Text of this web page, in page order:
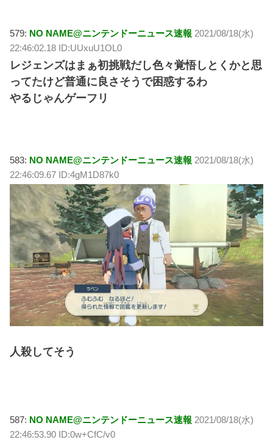
579: NO NAME@ニンテンドーニュース速報 2021/08/18(水)
22:46:02.18 ID:UUxuU1OL0
レジェンズはまぁ初挑戦だし色々覚悟しとくかと思
ってたけど普通に良さそうで困惑するわ
やるじゃんゲーフリ
583: NO NAME@ニンテンドーニュース速報 2021/08/18(水)
22:46:09.67 ID:4gM1D87k0
人殺してそう
587: NO NAME@ニンテンドーニュース速報 2021/08/18(水)
22:46:53.90 ID:0w+CfC/v0